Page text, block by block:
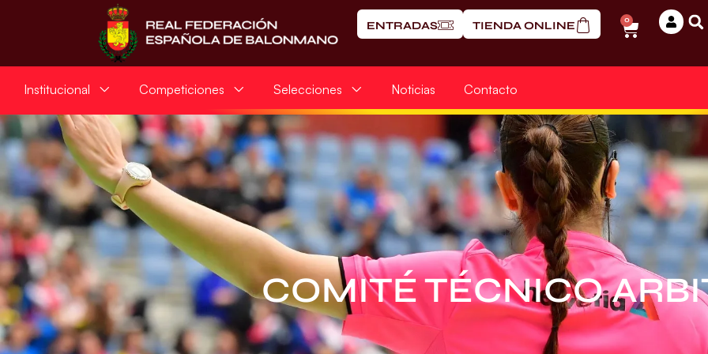
ENTRADAS TIENDA ONLINE 0
Institucional Competiciones Selecciones Noticias Contacto
COMITÉ TÉCNICO